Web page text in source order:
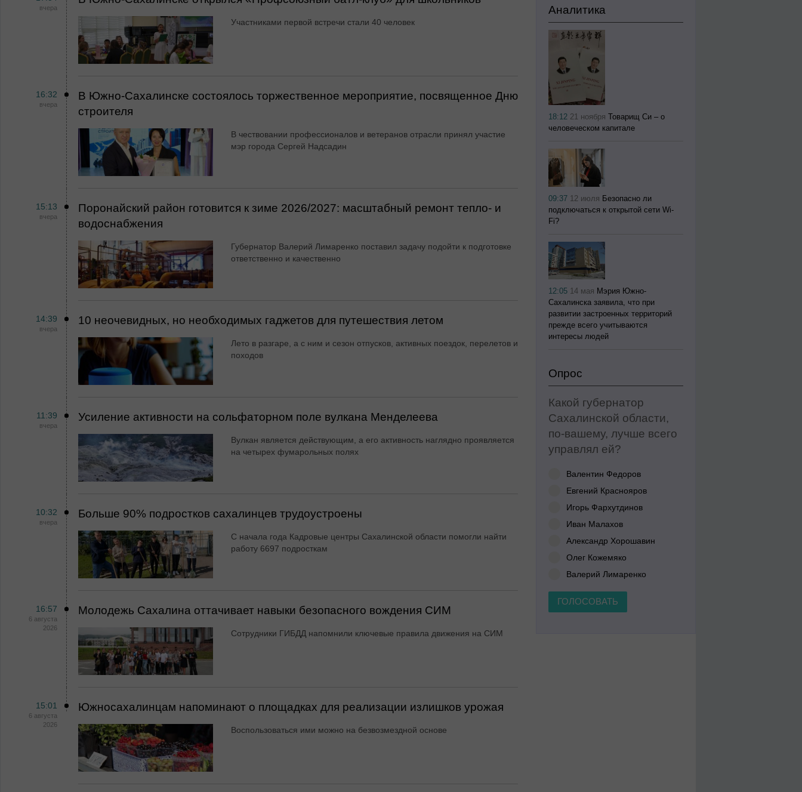
вчера
Участниками первой встречи стали 40 человек
16:32
вчера
В Южно-Сахалинске состоялось торжественное мероприятие, посвященное Дню
строителя
В чествовании профессионалов и ветеранов отрасли принял участие
мэр города Сергей Надсадин
15:13
вчера
Поронайский район готовится к зиме 2026/2027: масштабный ремонт тепло- и
водоснабжения
Губернатор Валерий Лимаренко поставил задачу подойти к подготовке
ответственно и качественно
14:39
вчера
10 неочевидных, но необходимых гаджетов для путешествия летом
Лето в разгаре, а с ним и сезон отпусков, активных поездок, перелетов и
походов
11:39
вчера
Усиление активности на сольфаторном поле вулкана Менделеева
Вулкан является действующим, а его активность наглядно проявляется
на четырех фумарольных полях
10:32
вчера
Больше 90% подростков сахалинцев трудоустроены
С начала года Кадровые центры Сахалинской области помогли найти
работу 6697 подросткам
16:57
6 августа
2026
Молодежь Сахалина оттачивает навыки безопасного вождения СИМ
Сотрудники ГИБДД напомнили ключевые правила движения на СИМ
15:01
6 августа
2026
Южносахалинцам напоминают о площадках для реализации излишков урожая
Воспользоваться ими можно на безвозмездной основе
Аналитика
18:12 21 ноября Товарищ Си – о
человеческом капитале
09:37 12 июля Безопасно ли
подключаться к открытой сети Wi-
Fi?
12:05 14 мая Мэрия Южно-
Сахалинска заявила, что при
развитии застроенных территорий
прежде всего учитываются
интересы людей
Опрос
Какой губернатор
Сахалинской области,
по-вашему, лучше всего
управлял ей?
Валентин Федоров
Евгений Краснояров
Игорь Фархутдинов
Иван Малахов
Александр Хорошавин
Олег Кожемяко
Валерий Лимаренко
ГОЛОСОВАТЬ